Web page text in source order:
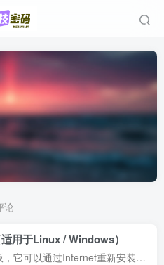
论
用于Linux / Windows）
简介 一键网络重装系统 - 魔改版，它可以通过Internet重新安装Linux和Windows以及常见的操作系统。例如：Linux（CentOS，Debian，Ubuntu、etc..），Windows（2019、2016、2012R2、2008R2、7、20...